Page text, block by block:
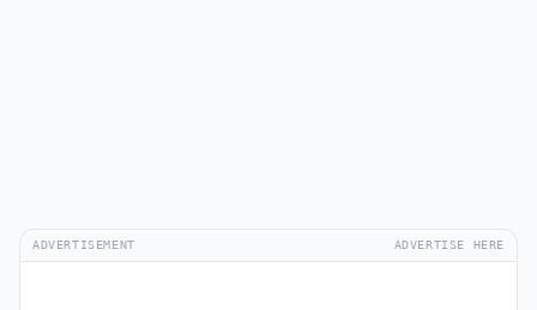
ADVERTISEMENT ADVERTISE HERE